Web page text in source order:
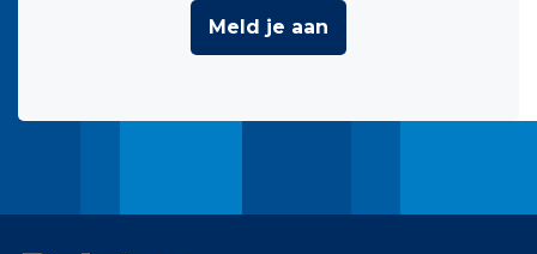
Meld je aan